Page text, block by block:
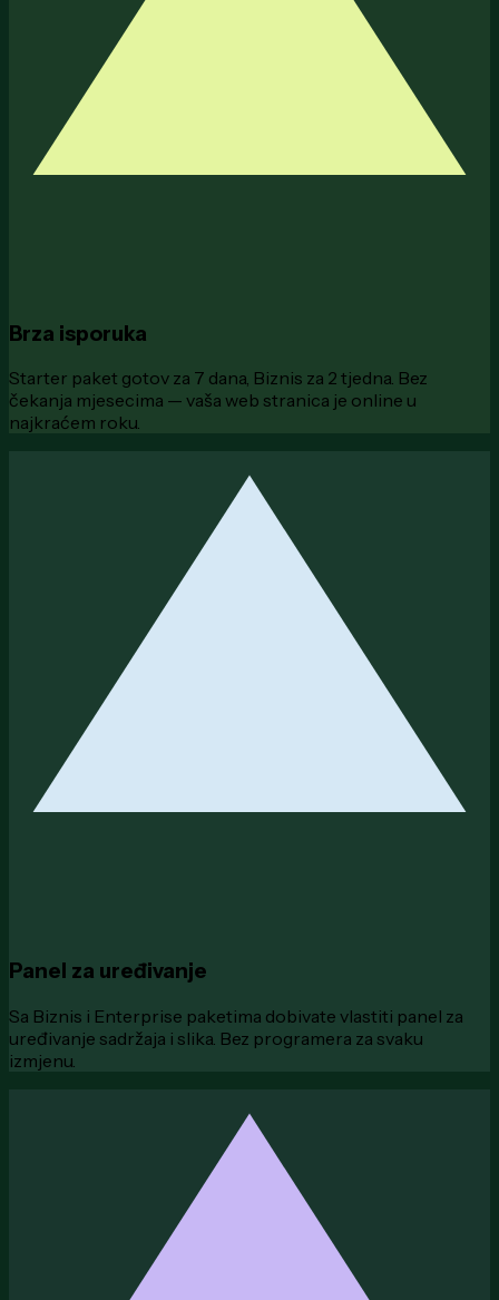
Brza isporuka
Starter paket gotov za 7 dana, Biznis za 2 tjedna. Bez
čekanja mjesecima — vaša web stranica je online u
najkraćem roku.
Panel za uređivanje
Sa Biznis i Enterprise paketima dobivate vlastiti panel za
uređivanje sadržaja i slika. Bez programera za svaku
izmjenu.